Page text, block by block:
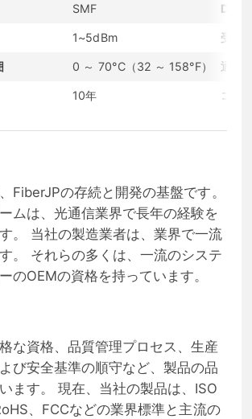
SMF DOM
1~5dBm 受信
0 ～ 70°C（32 ～ 158°F） 通信
10年 コン
FiberJPの存続と開発の基盤です。
ムは、光通信業界で長年の経験を
。 当社の製造業者は、業界で一流
。 それらの多くは、一流のシステ
のOEMの資格を持っています。
な資格、品質管理プロセス、生産
び安全基準の順守など、製品の品
ます。 現在、当社の製品は、ISO
、FCCなどの業界標準と主流の